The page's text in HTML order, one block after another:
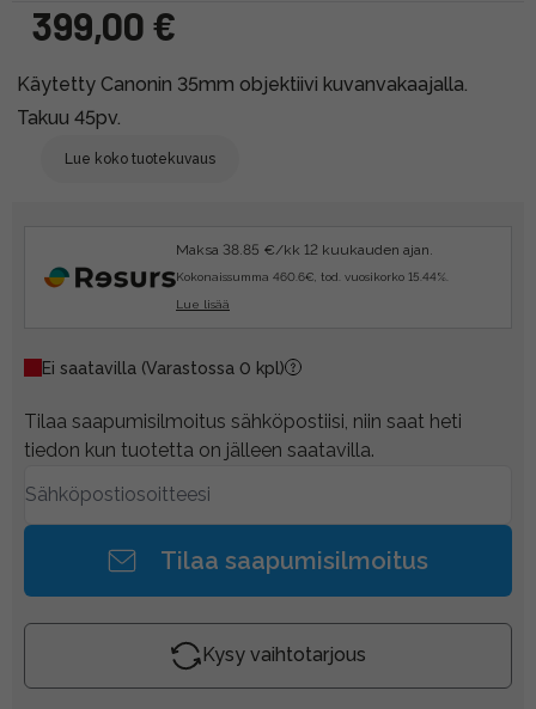
399,00 €
Käytetty Canonin 35mm objektiivi kuvanvakaajalla.
Takuu 45pv.
Lue koko tuotekuvaus
Maksa 38.85 €/kk 12 kuukauden ajan.
Kokonaissumma 460.6€, tod. vuosikorko 15.44%.
Lue lisää
Ei saatavilla (Varastossa 0 kpl)
Tilaa saapumisilmoitus sähköpostiisi, niin saat heti
tiedon kun tuotetta on jälleen saatavilla.
Tilaa saapumisilmoitus
Kysy vaihtotarjous